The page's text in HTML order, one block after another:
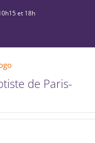
et 18h
de Paris-